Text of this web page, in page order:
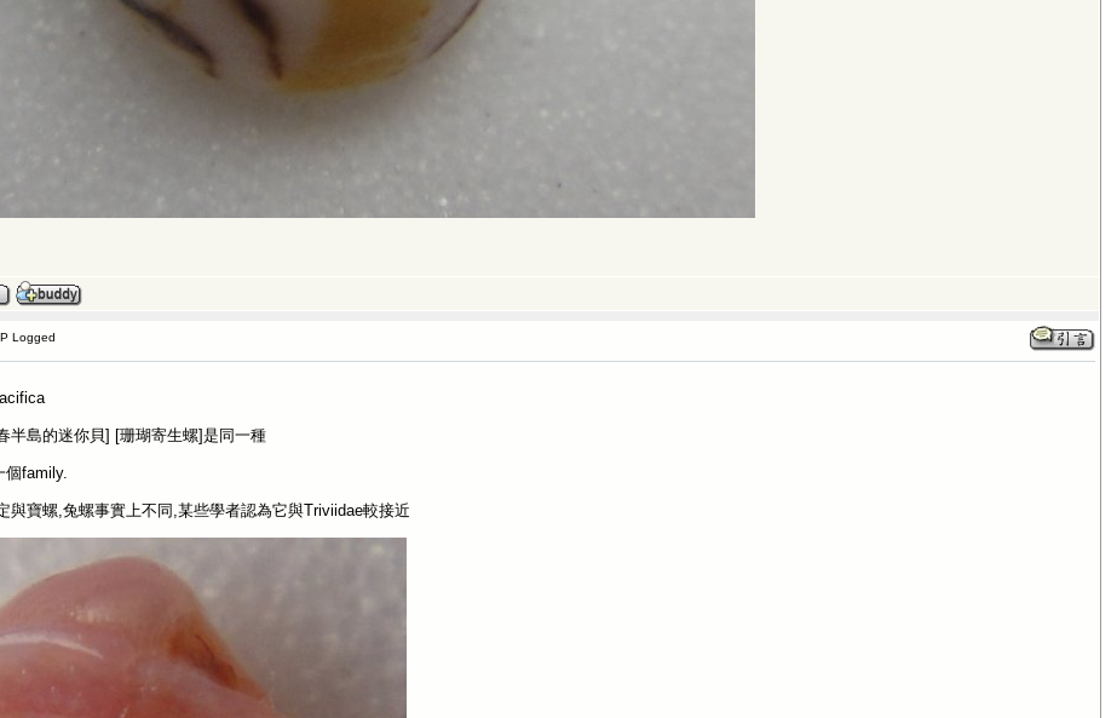
Logged
半島的迷你貝] [珊瑚寄生螺]是同一種
個family.
與寶螺,兔螺事實上不同,某些學者認為它與Triviidae較接近